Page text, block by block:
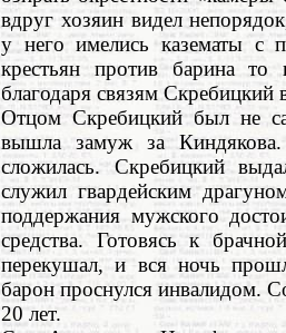
вдруг хозяин видел
у него имелись казематы с
крестьян против барина
благодаря связям
Отцом Скребицкий был не
вышла замуж за
сложилась. Скребицкий
служил гвардейским
поддержания мужского
средства. Готовясь к
перекушал, и вся ночь
барон проснулся инвалидом.
20 лет.